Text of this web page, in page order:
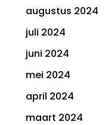
augustus 2024
juli 2024
juni 2024
mei 2024
april 2024
maart 2024